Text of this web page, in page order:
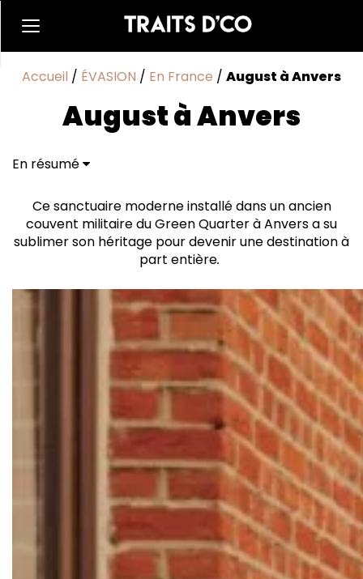
Accueil / ÉVASION / En France / August à Anvers
August à Anvers
En résumé
Ce sanctuaire moderne installé dans un ancien
couvent militaire du Green Quarter à Anvers a su
sublimer son héritage pour devenir une destination à
part entière.